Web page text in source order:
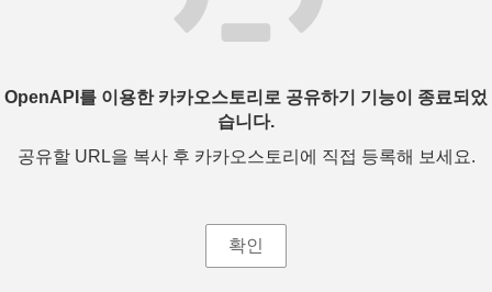
OpenAPI를 이용한 카카오스토리로 공유하기 기능이 종료되었
습니다.
공유할 URL을 복사 후 카카오스토리에 직접 등록해 보세요.
확인